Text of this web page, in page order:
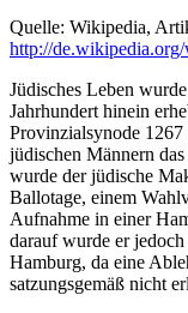
Quelle: Wikipedia,
http://
Jüdisches Leben
Jahrhundert hinein
Provinzialsynode
jüdischen Männern das
wurde der jüdische
Ballotage, einem
Aufnahme in einer
darauf wurde er
Hamburg, da eine
satzungsgemäß nicht